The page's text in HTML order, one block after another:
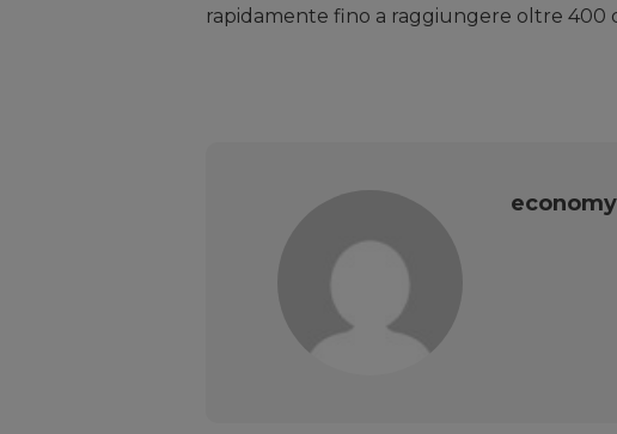
rapidamente fino a raggiungere oltre 400